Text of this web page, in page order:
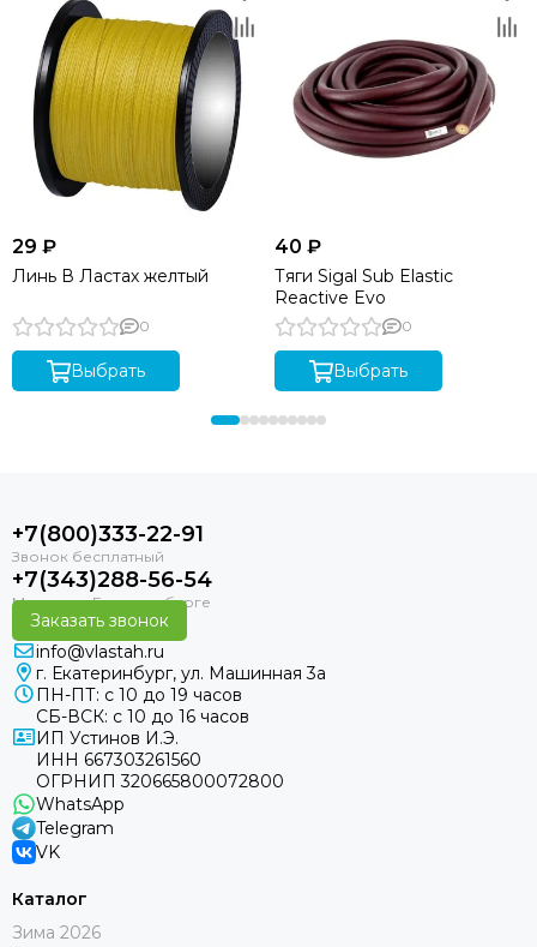
29 ₽
Линь В Ластах желтый
0
Выбрать
40 ₽
Тяги Sigal Sub Elastic
Reactive Evo
0
Выбрать
+7(800)333-22-91
+7(343)288-56-54
Заказать звонок
info@vlastah.ru
г. Екатеринбург, ул. Машинная 3а
ПН-ПТ: с 10 до 19 часов
СБ-ВСК: с 10 до 16 часов
ИП Устинов И.Э.
ИНН 667303261560
ОГРНИП 320665800072800
WhatsApp
Telegram
VK
Каталог
Зима 2026